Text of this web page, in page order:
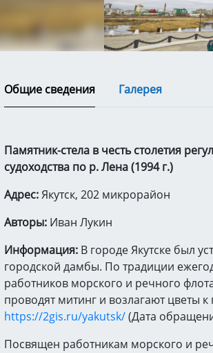
Общие сведения Галерея
Памятник-стела в честь столетия
судоходства по р. Лена (1994 г.)
Адрес:Якутск, 202 микрорайон
Авторы: Иван Лукин
Информация: В городе Якутске был
городской дамбы. По традиции
работников морского и речного
проводят митинг и возлагают цветы
https://2gis.ru/yakutsk/(Дата
Посвящен работникам морского и